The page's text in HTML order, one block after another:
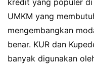
kredit yang populer
UMKM yang
mengembangkan
benar. KUR dan
banyak digunakan